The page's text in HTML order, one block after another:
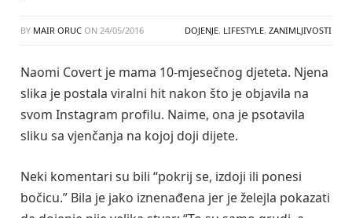
BY MAIR ORUC ON 24/05/2016 DOJENJE, LIFESTYLE, ZANIMLJIVOSTI
Naomi Covert je mama 10-mjesečnog djeteta. Njena
slika je postala viralni hit nakon što je objavila na
svom Instagram profilu. Naime, ona je psotavila
sliku sa vjenčanja na kojoj doji dijete.
Neki komentari su bili “pokrij se, izdoji ili ponesi
bočicu.” Bila je jako iznenađena jer je želejla pokazati